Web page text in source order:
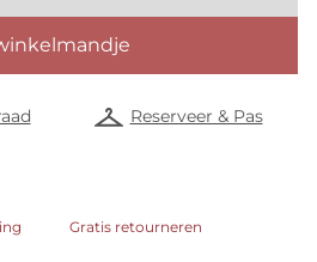
Reserveer & Pas
Gratis retourneren